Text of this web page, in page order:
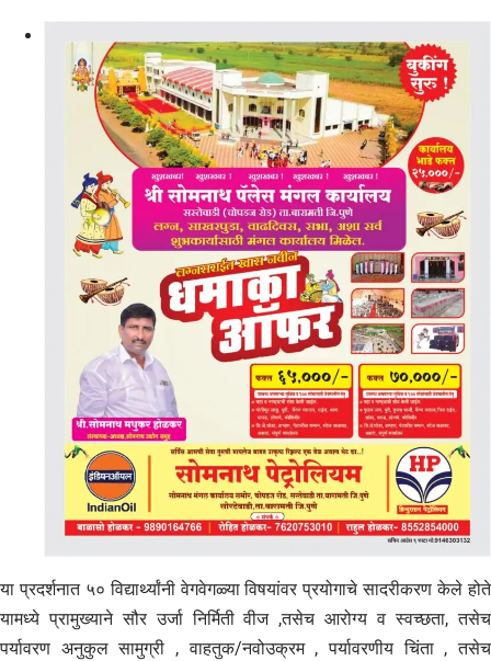
या प्रदर्शनात ५० विद्यार्थ्यांनी वेगवेगळ्या विषयांवर प्रयोगाचे सादरीकरण केले होते
यामध्ये प्रामुख्याने सौर उर्जा निर्मिती वीज ,तसेच आरोग्य व स्वच्छता, तसेच
पर्यावरण अनुकुल सामुग्री , वाहतुक/नवोउक्रम , पर्यावरणीय चिंता , तसेच